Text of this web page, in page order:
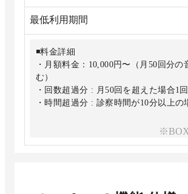
最低利用期間
◾️料金詳細
・月額料金：10,000円〜（月50回分の
む）
・回数超過分 : 月50回を超えた場合1
・時間超過分 : 診察時間が10分以上の